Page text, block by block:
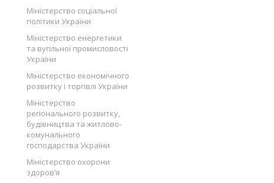
Міністерство соціальної
політики України
Міністерство енергетики
та вугільної промисловості
України
Міністерство економічного
розвитку і торгівлі України
Міністерство
регіонального розвитку,
будівництва та житлово-
комунального
господарства України
Міністерство охорони
здоров’я